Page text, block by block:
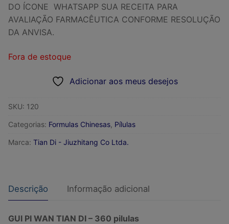
DO ÍCONE WHATSAPP SUA RECEITA PARA
AVALIAÇÃO FARMACÊUTICA CONFORME RESOLUÇÃO
DA ANVISA.
Fora de estoque
Adicionar aos meus desejos
SKU: 120
Categorias: Formulas Chinesas, Pílulas
Marca: Tian Di - Jiuzhitang Co Ltda.
Descrição Informação adicional
GUI PI WAN TIAN DI – 360 pilulas